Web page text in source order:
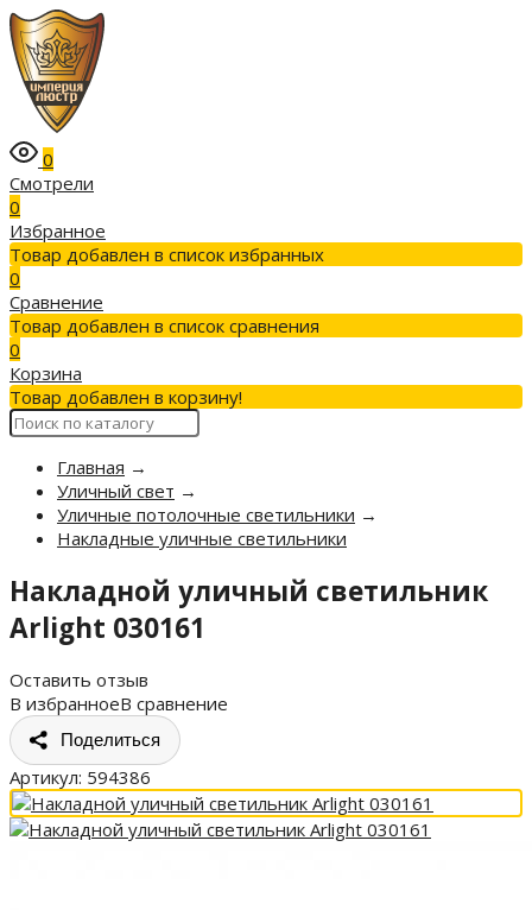
0
Смотрели
0
Избранное
Товар добавлен в список избранных
0
Сравнение
Товар добавлен в список сравнения
0
Корзина
Товар добавлен в корзину!
Главная →
Уличный свет →
Уличные потолочные светильники →
Накладные уличные светильники
Накладной уличный светильник
Arlight 030161
Оставить отзыв
В избранноеВ сравнение
Поделиться
Артикул: 594386